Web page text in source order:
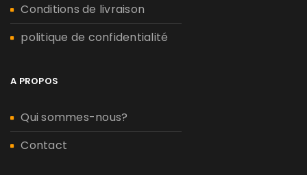
Conditions de livraison
politique de confidentialité
A PROPOS
Qui sommes-nous?
Contact